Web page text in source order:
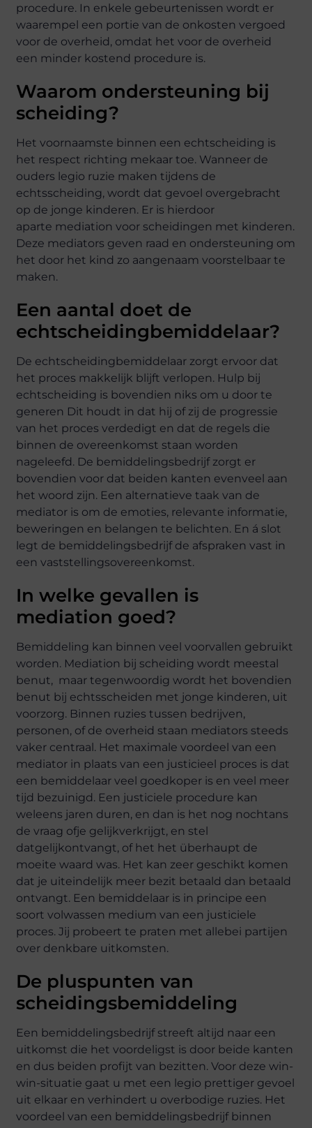
procedure. In enkele gebeurtenissen wordt er
waarempel een portie van de onkosten vergoed
voor de overheid, omdat het voor de overheid
een minder kostend procedure is.
Waarom ondersteuning bij
scheiding?
Het voornaamste binnen een echtscheiding is
het respect richting mekaar toe. Wanneer de
ouders legio ruzie maken tijdens de
echtsscheiding, wordt dat gevoel overgebracht
op de jonge kinderen. Er is hierdoor
aparte mediation voor scheidingen met kinderen.
Deze mediators geven raad en ondersteuning om
het door het kind zo aangenaam voorstelbaar te
maken.
Een aantal doet de
echtscheidingbemiddelaar?
De echtscheidingbemiddelaar zorgt ervoor dat
het proces makkelijk blijft verlopen. Hulp bij
echtscheiding is bovendien niks om u door te
generen Dit houdt in dat hij of zij de progressie
van het proces verdedigt en dat de regels die
binnen de overeenkomst staan worden
nageleefd. De bemiddelingsbedrijf zorgt er
bovendien voor dat beiden kanten evenveel aan
het woord zijn. Een alternatieve taak van de
mediator is om de emoties, relevante informatie,
beweringen en belangen te belichten. En á slot
legt de bemiddelingsbedrijf de afspraken vast in
een vaststellingsovereenkomst.
In welke gevallen is
mediation goed?
Bemiddeling kan binnen veel voorvallen gebruikt
worden. Mediation bij scheiding wordt meestal
benut, maar tegenwoordig wordt het bovendien
benut bij echtsscheiden met jonge kinderen, uit
voorzorg. Binnen ruzies tussen bedrijven,
personen, of de overheid staan mediators steeds
vaker centraal. Het maximale voordeel van een
mediator in plaats van een justicieel proces is dat
een bemiddelaar veel goedkoper is en veel meer
tijd bezuinigd. Een justiciele procedure kan
weleens jaren duren, en dan is het nog nochtans
de vraag ofje gelijkverkrijgt, en stel
datgelijkontvangt, of het het überhaupt de
moeite waard was. Het kan zeer geschikt komen
dat je uiteindelijk meer bezit betaald dan betaald
ontvangt. Een bemiddelaar is in principe een
soort volwassen medium van een justiciele
proces. Jij probeert te praten met allebei partijen
over denkbare uitkomsten.
De pluspunten van
scheidingsbemiddeling
Een bemiddelingsbedrijfstreeft altijd naar een
uitkomst die het voordeligst is door beide kanten
en dus beiden profijt van bezitten. Voor deze win-
win-situatie gaat u met een legio prettiger gevoel
uit elkaar en verhindert u overbodige ruzies. Het
voordeel van een bemiddelingsbedrijf binnen